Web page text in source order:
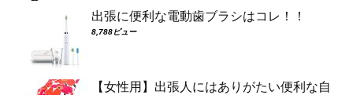
出張に便利な電動歯ブラシはコレ！！
8,788ビュー
【女性用】出張人にはありがたい便利な自